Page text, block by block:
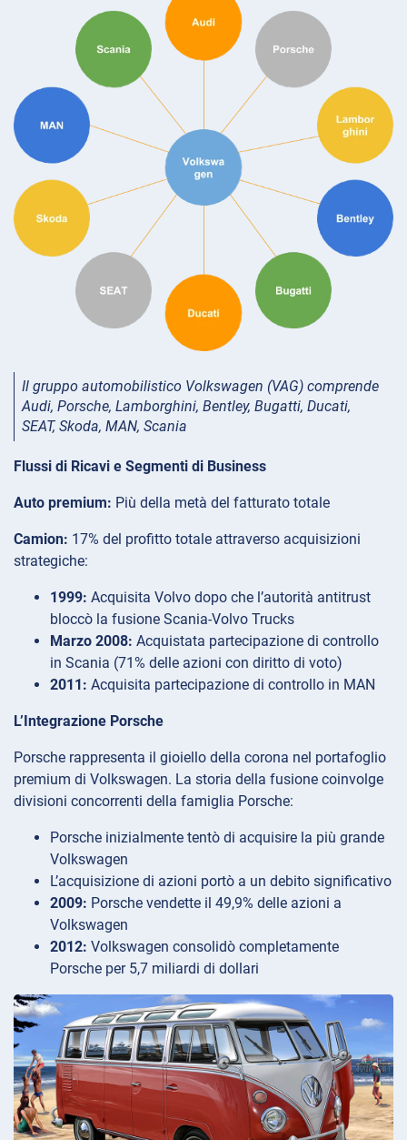
Il gruppo automobilistico Volkswagen (VAG) comprende
Audi, Porsche, Lamborghini, Bentley, Bugatti, Ducati,
SEAT, Skoda, MAN, Scania
Flussi di Ricavi e Segmenti di Business
Auto premium: Più della metà del fatturato totale
Camion: 17% del profitto totale attraverso acquisizioni
strategiche:
1999: Acquisita Volvo dopo che l’autorità antitrust
bloccò la fusione Scania-Volvo Trucks
Marzo 2008: Acquistata partecipazione di controllo
in Scania (71% delle azioni con diritto di voto)
2011: Acquisita partecipazione di controllo in MAN
L’Integrazione Porsche
Porsche rappresenta il gioiello della corona nel portafoglio
premium di Volkswagen. La storia della fusione coinvolge
divisioni concorrenti della famiglia Porsche:
Porsche inizialmente tentò di acquisire la più grande
Volkswagen
L’acquisizione di azioni portò a un debito significativo
2009: Porsche vendette il 49,9% delle azioni a
Volkswagen
2012: Volkswagen consolidò completamente
Porsche per 5,7 miliardi di dollari